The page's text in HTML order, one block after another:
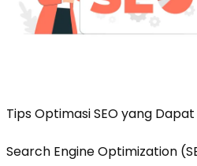
Tips Optimasi SEO yang
Search Engine Optimization